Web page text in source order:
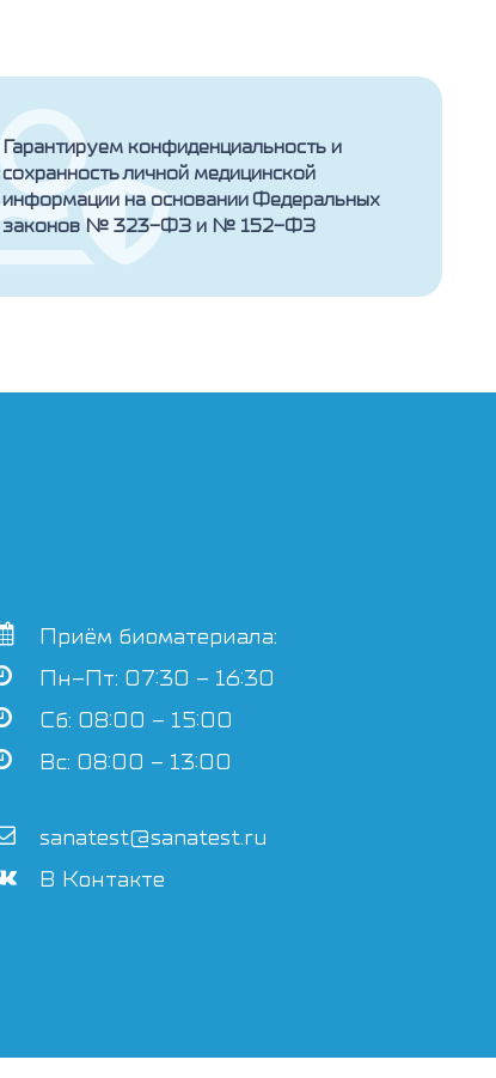
Гарантируем конфиденциальность и
сохранность личной медицинской
информации на основании Федеральных
законов № 323-ФЗ и № 152-ФЗ
Приём биоматериала:
Пн–Пт: 07:30 – 16:30
Сб: 08:00 – 15:00
Вс: 08:00 – 13:00
sanatest@sanatest.ru
В Контакте